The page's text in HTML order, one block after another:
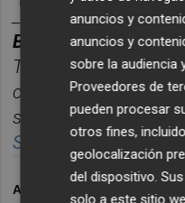
________
BOLET ÍN DE
Toda la información
concentrada en unú
seguir la actualidad
Suscr
bete gratis al
ARCHIVADO EN
anuncios y
anuncios y
sobre la audiencia
Proveedores de
pueden procesar
otros fines,
geolocalización
del dispositivo.
solo a este sitio